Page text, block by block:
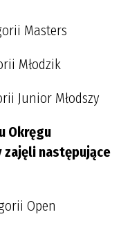
Masters
Młodzik
Junior Młodszy
Okręgu
zajęli następujące
Open